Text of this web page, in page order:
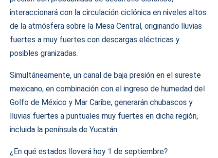
interaccionará con la circulación ciclónica en niveles altos
de la atmósfera sobre la Mesa Central, originando lluvias
fuertes a muy fuertes con descargas eléctricas y
posibles granizadas.
Simultáneamente, un canal de baja presión en el sureste
mexicano, en combinación con el ingreso de humedad del
Golfo de México y Mar Caribe, generarán chubascos y
lluvias fuertes a puntuales muy fuertes en dicha región,
incluida la península de Yucatán.
¿En qué estados lloverá hoy 1 de septiembre?